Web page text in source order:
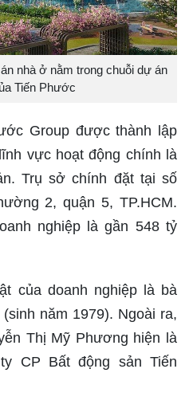
nhà ở nằm trong chuỗi dự án
Tiến Phước
Group được thành lập
vực hoạt động chính là
Trụ sở chính đặt tại số
2, quận 5, TP.HCM.
nghiệp là gần 548 tỷ
của doanh nghiệp là bà
năm 1979). Ngoài ra,
Thị Mỹ Phương hiện là
CP Bất động sản Tiến